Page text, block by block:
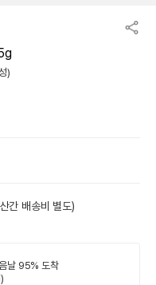
)
간 배송비 별도)
날 95% 도착